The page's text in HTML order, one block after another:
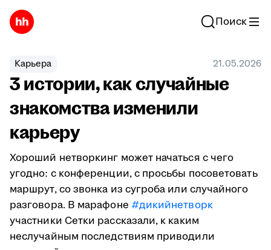
Поиск
Карьера 21.05.2026
3 истории, как случайные
знакомства изменили
карьеру
Хороший нетворкинг может начаться с чего
угодно: с конференции, с просьбы посоветовать
маршрут, со звонка из сугроба или случайного
разговора. В марафоне #дикийнетворк
участники Сетки рассказали, к каким
неслучайным последствиям приводили